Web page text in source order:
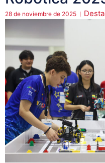
28 de noviembre de 2025